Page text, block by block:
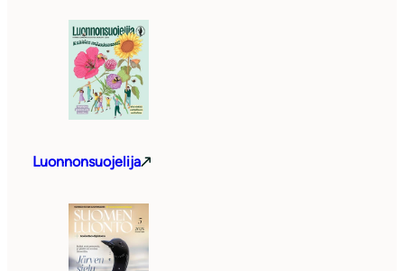
Luonnonsuojelija